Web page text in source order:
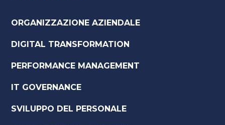
ORGANIZZAZIONE AZIENDALE
DIGITAL TRANSFORMATION
PERFORMANCE MANAGEMENT
IT GOVERNANCE
SVILUPPO DEL PERSONALE